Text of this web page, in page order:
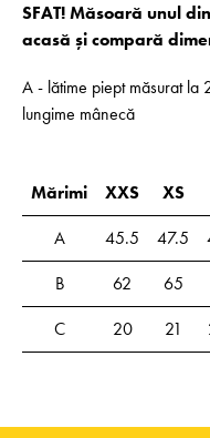
SFAT! Măsoară unul
acasă și compară
A - lătime piept măsurat la
lungime mânecă
Mărimi XXS XS
A
45.5 47.5
B
62 65
C
20 21